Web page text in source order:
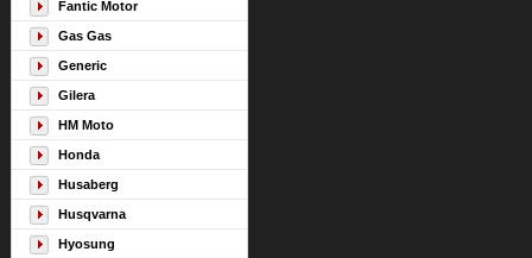
Fantic Motor
Gas Gas
Generic
Gilera
HM Moto
Honda
Husaberg
Husqvarna
Hyosung